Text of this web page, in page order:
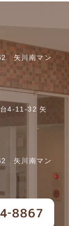
矢川南マン
4-11-32 矢
矢川南マン